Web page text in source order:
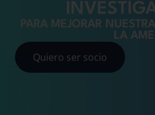
PARA MEJORAR
LA AME
Quiero ser socio